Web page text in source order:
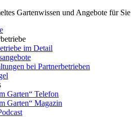
Gartenwissen und Angebote für Sie
im Detail
bei Partnerbetrieben
Garten“ Telefon
Garten“ Magazin